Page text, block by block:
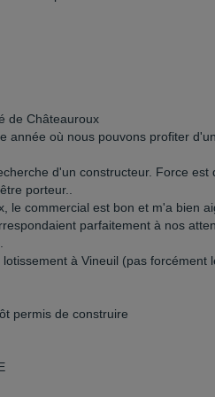
de Châteauroux
année où nous pouvons profiter
d'un constructeur. Force
porteur..
le commercial est bon et m'a bien
parfaitement à nos
à Vineuil (pas forcément
permis de construire